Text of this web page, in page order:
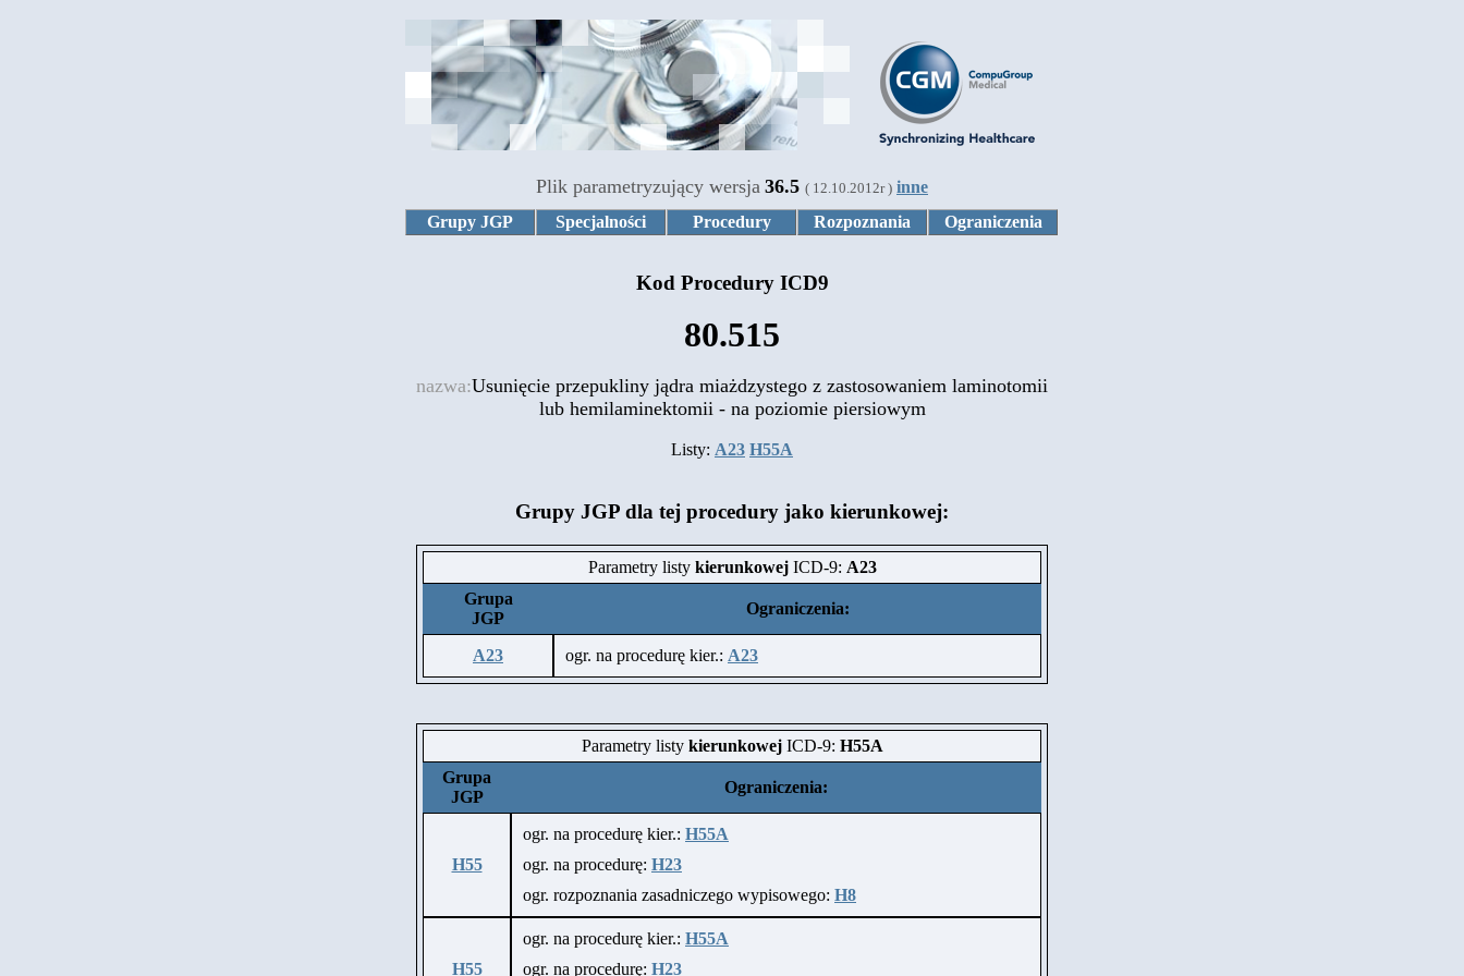
Plik parametryzujący wersja 36.5 ( 12.10.2012r ) inne
Grupy JGP
Specjalności Procedury Rozpoznania Ograniczenia
Kod Procedury ICD9
80.515
nazwa:Usunięcie przepukliny jądra miażdzystego z zastosowaniem laminotomii
lub hemilaminektomii - na poziomie piersiowym
Listy: A23 H55A
Grupy JGP dla tej procedury jako kierunkowej:
Parametry listy kierunkowejICD-9: A23
Grupa
JGP
Ograniczenia:
A23 ogr. na procedurę kier.: A23
Parametry listy kierunkowejICD-9: H55A
Grupa
JGP
Ograniczenia:
H55
ogr. na procedurę kier.: H55A
ogr. na procedurę: H23
ogr. rozpoznania zasadniczego wypisowego: H8
H55
ogr. na procedurę kier.: H55A
ogr. na procedurę: H23